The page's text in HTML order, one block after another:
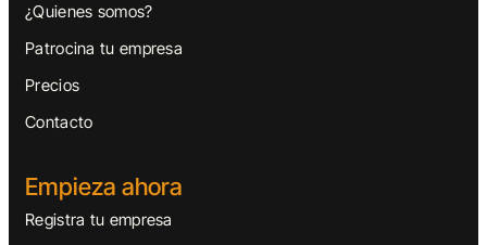
¿Quienes somos?
Patrocina tu empresa
Precios
Contacto
Empieza ahora
Registra tu empresa